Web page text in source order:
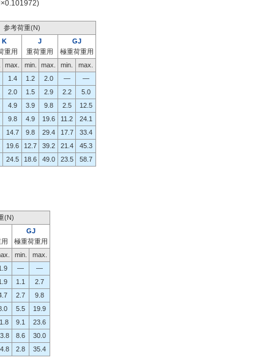
参考荷重(N)
K
重用
J
重荷重用
GJ
極重荷重用
max. min. max. min. max.
1.4 1.2 2.0 ―
―
2.0 1.5 2.9 2.2
5.0
4.9 3.9 9.8 2.5
12.5
9.8 4.9 19.6 11.2
24.1
14.7 9.8 29.4 17.7
33.4
19.6 12.7 39.2 21.4
45.3
24.5 18.6 49.0 23.5 58.7
(N)
GJ
極重荷重用
min. max.
―
―
1.1
2.7
2.7
9.8
5.5
19.9
9.1
23.6
8.6
30.0
2.8 35.4